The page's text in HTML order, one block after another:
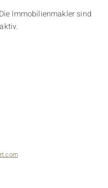
Immobilienmakler sind